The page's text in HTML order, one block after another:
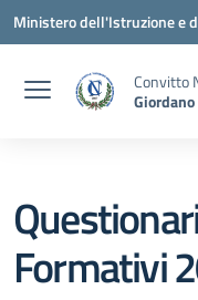
Vai ai contenuti
Vai al menu di navigazione
Vai al footer
Ministero dell'Istruzione e
Convitto
Formativi